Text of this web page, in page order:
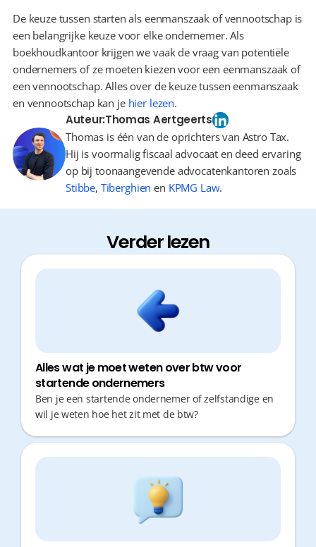
De keuze tussen starten als eenmanszaak of vennootschap is
een belangrijke keuze voor elke ondernemer. Als
boekhoudkantoor krijgen we vaak de vraag van potentiële
ondernemers of ze moeten kiezen voor een eenmanszaak of
een vennootschap. Alles over de keuze tussen eenmanszaak
en vennootschap kan je hier lezen.
Auteur:Thomas Aertgeerts
Thomas is één van de oprichters van Astro Tax.
Hij is voormalig fiscaal advocaat en deed ervaring
op bij toonaangevende advocatenkantoren zoals
Stibbe, Tiberghien en KPMG Law.
Verder lezen
Alles wat je moet weten over btw voor
startende ondernemers
Ben je een startende ondernemer of zelfstandige en
wil je weten hoe het zit met de btw?